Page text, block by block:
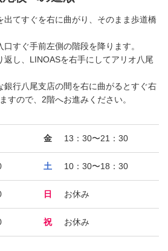
出てすぐを右に曲がり、そのまま歩道橋
すぐ手前左側の階段を降ります。
返し、LINOASを右手にしてアリオ八尾
銀行八尾支店の間を右に曲がるとすぐ右
すので、2階へお進みください。
金 13：30〜21：30
土 10：30〜18：30
日 お休み
祝 お休み